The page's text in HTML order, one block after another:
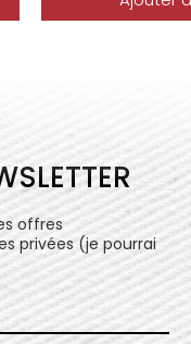
offres
privées (je pourrai